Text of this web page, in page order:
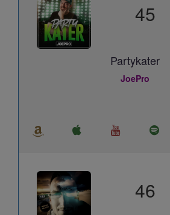
45
Partykater
JoePro
46